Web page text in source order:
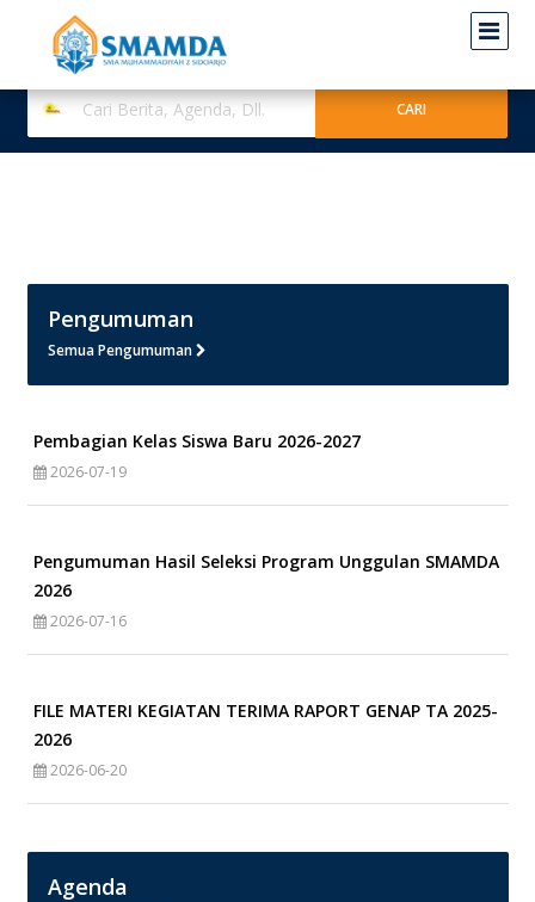
Pengumuman
Semua Pengumuman
Pembagian Kelas Siswa Baru 2026-2027
2026-07-19
Pengumuman Hasil Seleksi Program Unggulan SMAMDA
2026
2026-07-16
FILE MATERI KEGIATAN TERIMA RAPORT GENAP TA 2025-
2026
2026-06-20
Agenda